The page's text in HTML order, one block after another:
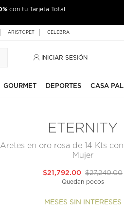
con tu Tarjeta Total
ARISTOPET CELEBRA
INICIAR SESIÓN
GOURMET DEPORTES CASA
ETERNITY
Aretes en oro rosa de 14 Kts
Mujer
$27,240.00
$21,792.00
Quedan pocos
MESES SIN INTERESES